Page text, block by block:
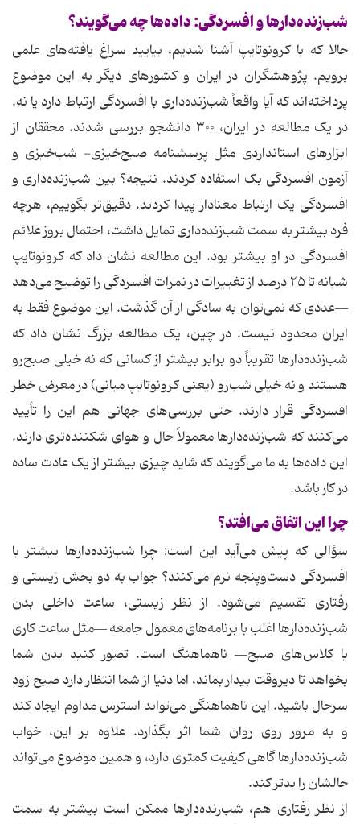
شب‌زنده‌دارها و افسردگی: داده‌ها چه می‌گویند؟
حالا که با کرونوتایپ آشنا شدیم، بیایید سراغ یافته‌های علمی
برویم. پژوهشگران در ایران و کشورهای دیگر به این موضوع
پرداخته‌اند که آیا واقعاً شب‌زنده‌داری با افسردگی ارتباط دارد یا نه.
در یک مطالعه در ایران، ۳۰۰ دانشجو بررسی شدند. محققان از
ابزارهای استانداردی مثل پرسشنامه صبح‌خیزی- شب‌خیزی و
آزمون افسردگی بک استفاده کردند. نتیجه؟ بین شب‌زنده‌داری و
افسردگی یک ارتباط معنادار پیدا کردند. دقیق‌تر بگوییم، هرچه
فرد بیشتر به سمت شب‌زنده‌داری تمایل داشت، احتمال بروز علائم
افسردگی در او بیشتر بود. این مطالعه نشان داد که کرونوتایپ
شبانه تا ۲۵ درصد از تغییرات در نمرات افسردگی را توضیح می‌دهد
—عددی که نمی‌توان به سادگی از آن گذشت. این موضوع فقط به
ایران محدود نیست. در چین، یک مطالعه بزرگ نشان داد که
شب‌زنده‌دارها تقریباً دو برابر بیشتر از کسانی که نه خیلی صبح‌رو
هستند و نه خیلی شب‌رو (یعنی کرونوتایپ میانی) در معرض خطر
افسردگی قرار دارند. حتی بررسی‌های جهانی هم این را تأیید
می‌کنند که شب‌زنده‌دارها معمولاً حال و هوای شکننده‌تری دارند.
این داده‌ها به ما می‌گویند که شاید چیزی بیشتر از یک عادت ساده
در کار باشد.
چرا این اتفاق می‌افتد؟
سؤالی که پیش می‌آید این است: چرا شب‌زنده‌دارها بیشتر با
افسردگی دست‌وپنجه نرم می‌کنند؟ جواب به دو بخش زیستی و
رفتاری تقسیم می‌شود. از نظر زیستی، ساعت داخلی بدن
شب‌زنده‌دارها اغلب با برنامه‌های معمول جامعه —مثل ساعت کاری
یا کلاس‌های صبح— ناهماهنگ است. تصور کنید بدن شما
بخواهد تا دیروقت بیدار بماند، اما دنیا از شما انتظار دارد صبح زود
سرحال باشید. این ناهماهنگی می‌تواند استرس مداوم ایجاد کند
و به مرور روی روان شما اثر بگذارد. علاوه بر این، خواب
شب‌زنده‌دارها گاهی کیفیت کمتری دارد، و همین موضوع می‌تواند
حالشان را بدتر کند.
از نظر رفتاری هم، شب‌زنده‌دارها ممکن است بیشتر به سمت